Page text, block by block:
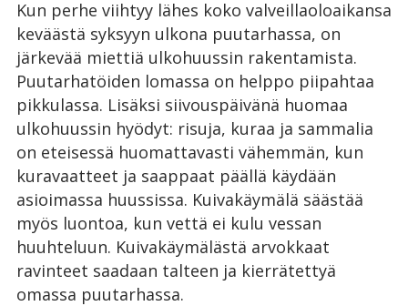
Kun perhe viihtyy lähes koko valveillaoloaikansa
keväästä syksyyn ulkona puutarhassa, on
järkevää miettiä ulkohuussin rakentamista.
Puutarhatöiden lomassa on helppo piipahtaa
pikkulassa. Lisäksi siivouspäivänä huomaa
ulkohuussin hyödyt: risuja, kuraa ja sammalia
on eteisessä huomattavasti vähemmän, kun
kuravaatteet ja saappaat päällä käydään
asioimassa huussissa. Kuivakäymälä säästää
myös luontoa, kun vettä ei kulu vessan
huuhteluun. Kuivakäymälästä arvokkaat
ravinteet saadaan talteen ja kierrätettyä
omassa puutarhassa.